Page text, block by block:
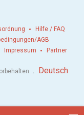
Hilfe / FAQ
AGB
Impressum Partner
. Deutsch